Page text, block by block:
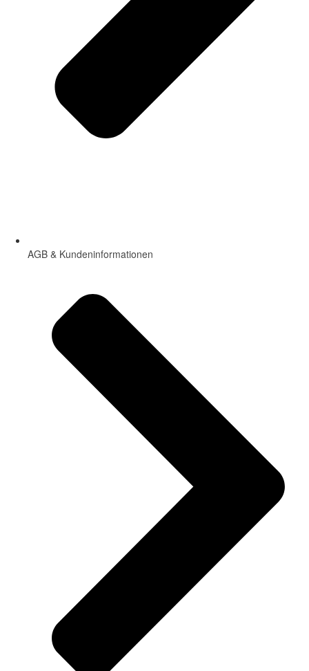
AGB & Kundeninformationen